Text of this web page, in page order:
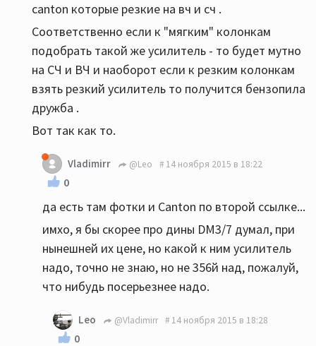
canton которые резкие на вч и сч .
Соответственно если к "мягким" колонкам
подобрать такой же усилитель - то будет мутно
на СЧ и ВЧ и наоборот если к резким колонкам
взять резкий усилитель то получится бензопила
дружба .
Вот так как то.
Vladimirr @Leo 14 ноября 2015 в 18:22
0
да есть там фотки и Canton по второй ссылке...
имхо, я бы скорее про дины DM3/7 думал, при
нынешней их цене, но какой к ним усилитель
надо, точно не знаю, но не 356й над, пожалуй,
что нибудь посерьезнее надо.
Leo @Vladimirr 14 ноября 2015 в 18:28
0